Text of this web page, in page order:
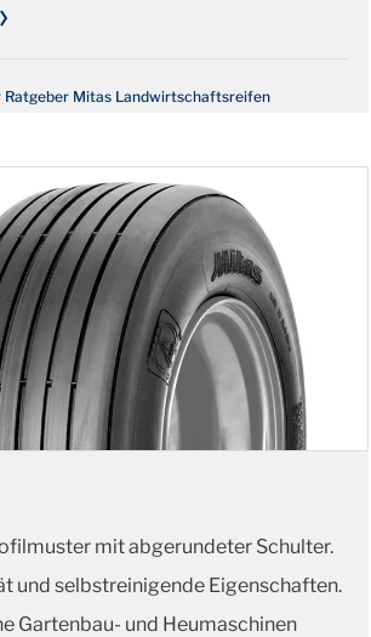
Ratgeber Mitas Landwirtschaftsreifen
mit abgerundeter Schulter.
und selbstreinigende Eigenschaften.
Gartenbau- und Heumaschinen